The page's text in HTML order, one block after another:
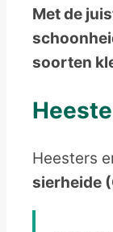
Met de
soorten
Heesters
sierheide